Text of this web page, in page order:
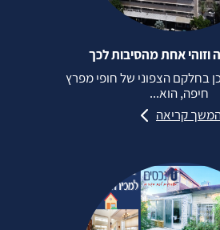
וזוהי אחת מהסיבות לכך
בחלקם הצפוני של חופי מפרץ
חיפה, הוא...
קריאה